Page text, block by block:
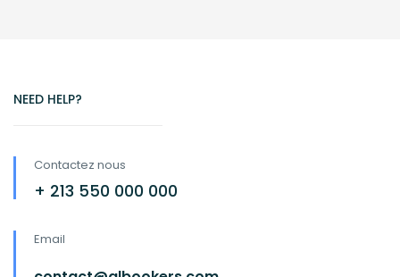
NEED HELP?
Contactez nous
+ 213 550 000 000
Email